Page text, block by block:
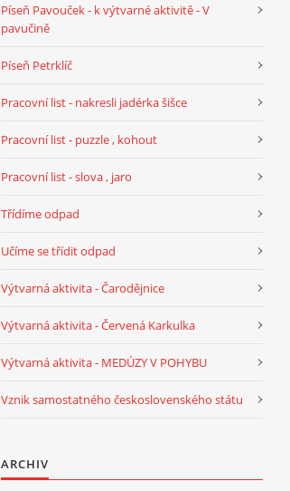
Píseň Pavouček - k výtvarné aktivitě - V
pavučině
Píseň Petrklíč
Pracovní list - nakresli jadérka šišce
Pracovní list - puzzle , kohout
Pracovní list - slova , jaro
Třídíme odpad
Učíme se třídit odpad
Výtvarná aktivita - Čarodějnice
Výtvarná aktivita - Červená Karkulka
Výtvarná aktivita - MEDÚZY V POHYBU
Vznik samostatného československého státu
ARCHIV